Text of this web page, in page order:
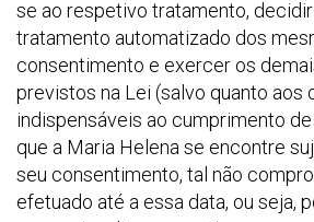
se ao respetivo tratamento,
tratamento automatizado dos
consentimento e exercer os
previstos na Lei (salvo quanto aos
indispensáveis ao cumprimento
que a Maria Helena se encontre
seu consentimento, tal não
efetuado até a essa data, ou seja,